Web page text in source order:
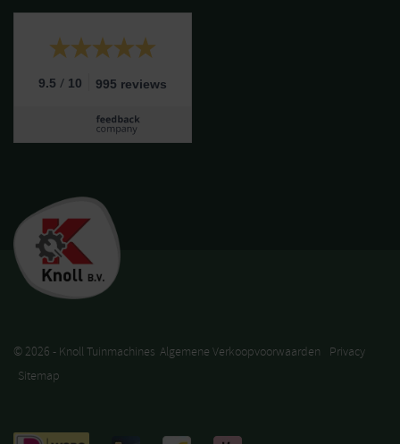
9.5 / 10 995 reviews
© 2026 - Knoll Tuinmachines Algemene Verkoopvoorwaarden
Privacy
Sitemap